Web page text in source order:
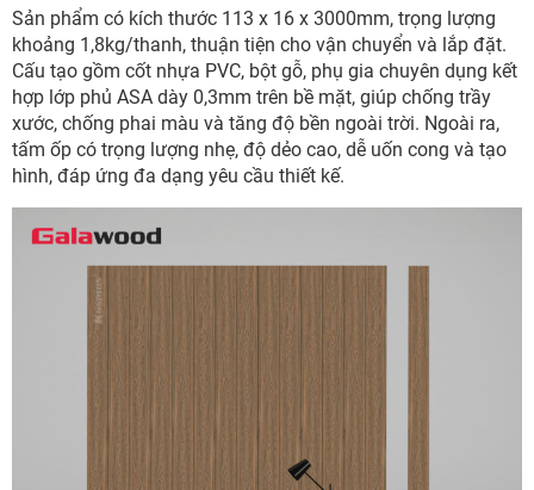
Sản phẩm có kích thước 113 x 16 x 3000mm, trọng lượng
khoảng 1,8kg/thanh, thuận tiện cho vận chuyển và lắp đặt.
Cấu tạo gồm cốt nhựa PVC, bột gỗ, phụ gia chuyên dụng kết
hợp lớp phủ ASA dày 0,3mm trên bề mặt, giúp chống trầy
xước, chống phai màu và tăng độ bền ngoài trời. Ngoài ra,
tấm ốp có trọng lượng nhẹ, độ dẻo cao, dễ uốn cong và tạo
hình, đáp ứng đa dạng yêu cầu thiết kế.